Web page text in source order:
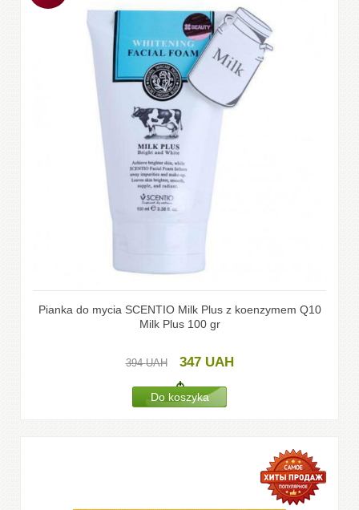
Pianka do mycia SCENTIO Milk Plus z koenzymem Q10
Milk Plus 100 gr
394UAH 347 UAH